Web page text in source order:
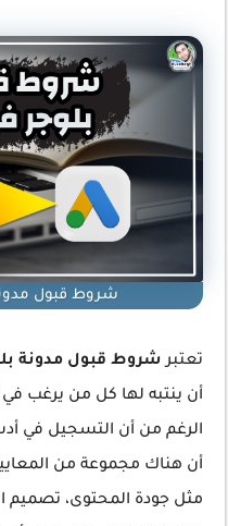
شروط قبول
تعتبر شروط قبول مدونة
أن ينتبه لها كل من يرغب في
الرغم من أن التسجيل في
أن هناك مجموعة من
مثل جودة المحتوى، تصميم